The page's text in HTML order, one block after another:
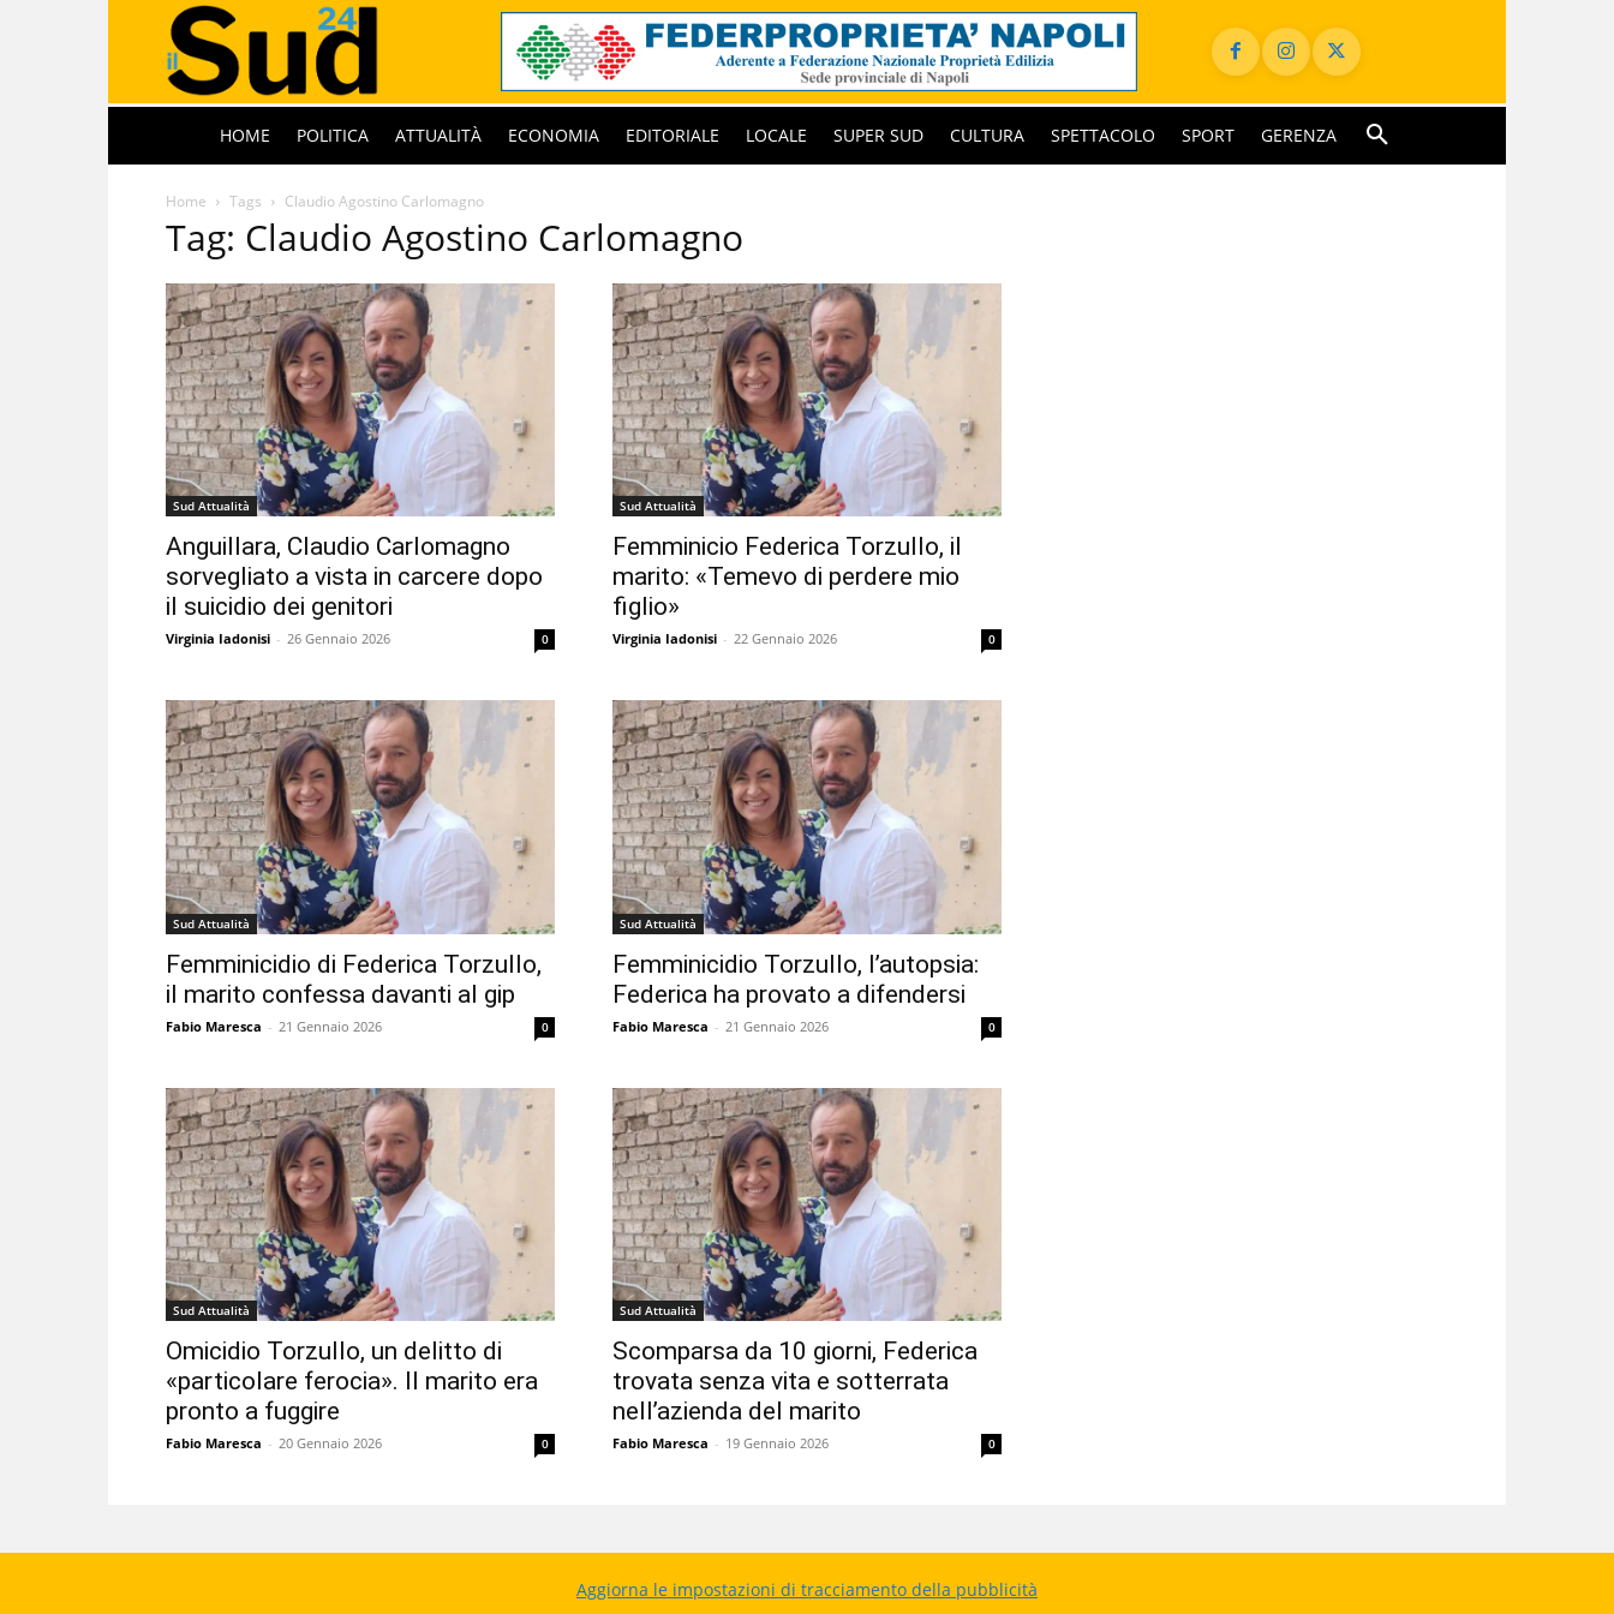
HOME POLITICA ATTUALITÀ ECONOMIA EDITORIALE LOCALE SUPER SUD CULTURA SPETTACOLO SPORT GERENZA
Home Tags Claudio Agostino Carlomagno
Tag: Claudio Agostino Carlomagno
Sud Attualità
Anguillara, Claudio Carlomagno
sorvegliato a vista in carcere dopo
il suicidio dei genitori
Virginia Iadonisi - 26 Gennaio 2026 0
Sud Attualità
Femminicio Federica Torzullo, il
marito: «Temevo di perdere mio
figlio»
Virginia Iadonisi - 22 Gennaio 2026 0
Sud Attualità
Femminicidio di Federica Torzullo,
il marito confessa davanti al gip
Fabio Maresca - 21 Gennaio 2026 0
Sud Attualità
Femminicidio Torzullo, l’autopsia:
Federica ha provato a difendersi
Fabio Maresca - 21 Gennaio 2026 0
Sud Attualità
Omicidio Torzullo, un delitto di
«particolare ferocia». Il marito era
pronto a fuggire
Fabio Maresca - 20 Gennaio 2026 0
Sud Attualità
Scomparsa da 10 giorni, Federica
trovata senza vita e sotterrata
nell’azienda del marito
Fabio Maresca - 19 Gennaio 2026 0
Aggiorna le impostazioni di tracciamento della pubblicità